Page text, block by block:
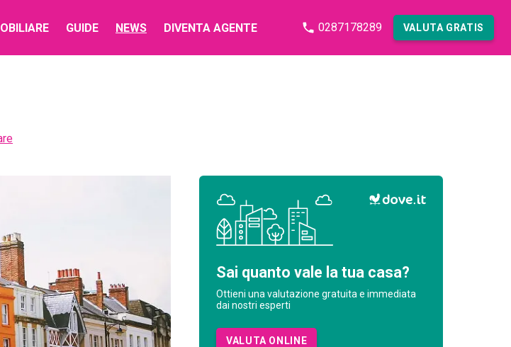
GUIDE NEWS DIVENTA AGENTE 0287178289 VALUTA GRATIS
Sai quanto vale la tua casa?
Ottieni una valutazione gratuita e immediata
dai nostri esperti
VALUTA ONLINE